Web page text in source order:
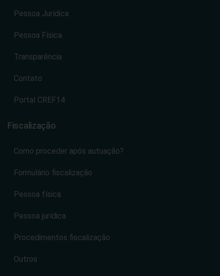
Pessoa Jurídica
Pessoa Física
Transparência
Contato
Portal CREF14
Fiscalização
Como proceder após autuação?
Formulário fiscalização
Pessoa física
Pessoa jurídica
Procedimentos fiscalização
Outros